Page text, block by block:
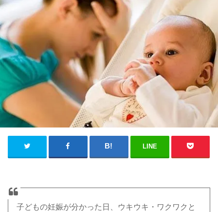
LINE
子どもの妊娠が分かった日、ウキウキ・ワクワクと